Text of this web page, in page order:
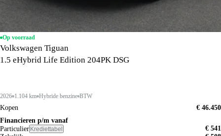
Op voorraad
Volkswagen Tiguan
1.5 eHybrid Life Edition 204PK DSG
2026 1.104 km Hybride benzine BTW
Kopen
€ 46.450
Financieren p/m vanaf
Particulier Krediettabel
€ 541